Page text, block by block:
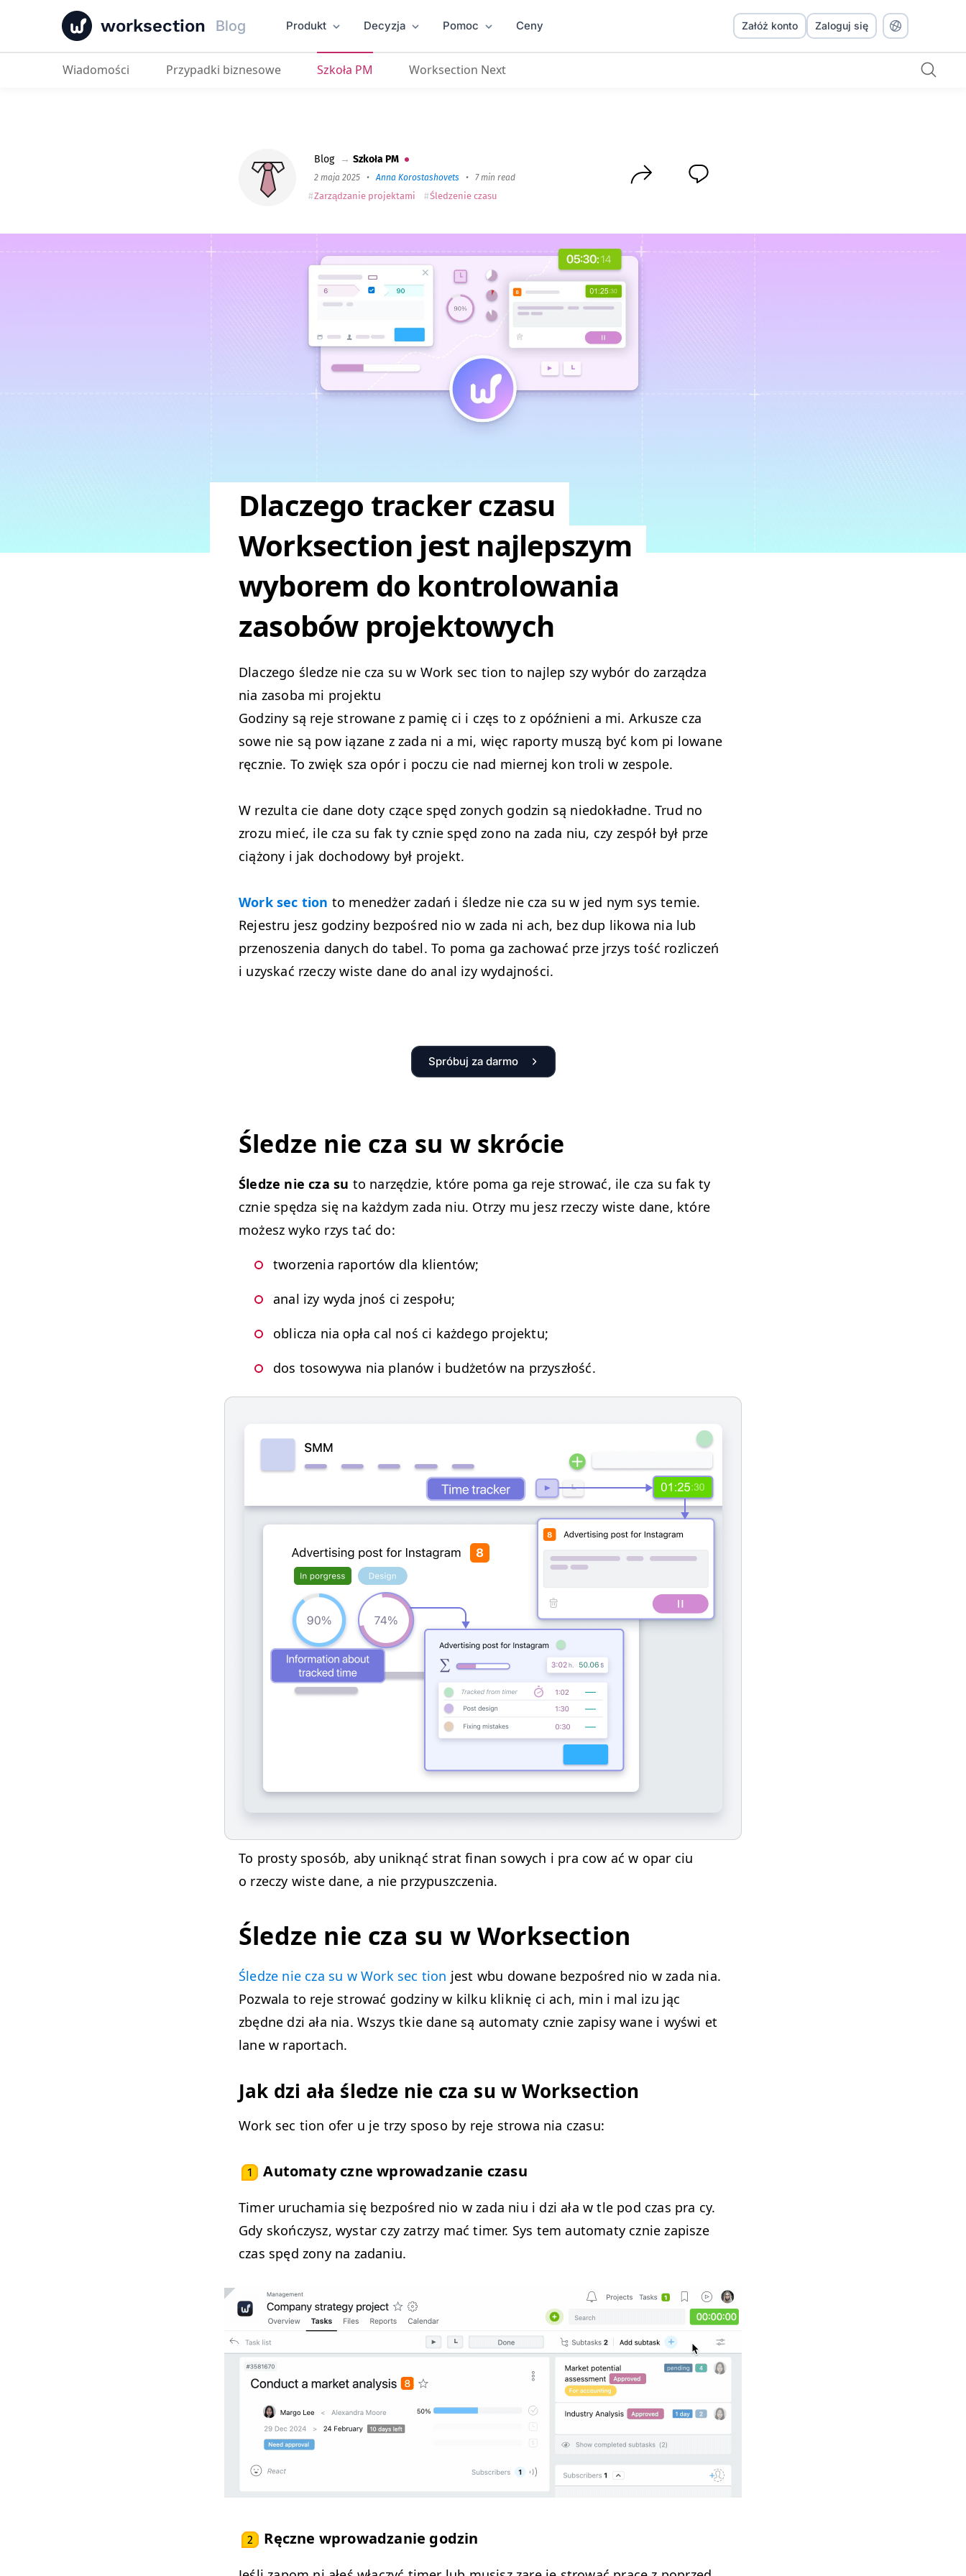
worksection Blog Produkt Decyzja Pomoc Ceny Załóż konto Zaloguj się
Wiadomości Przypadki biznesowe Szkoła PM Worksection Next
Blog → Szkoła PM
2 maja 2025 •Anna Korostashovets • 7 min read
Zarządzanie projektami Śledzenie czasu
Dlaczego tracker czasu
Worksection jest najlepszym
wyborem do kontrolowania
zasobów projektowych
Dlaczego śledze nie cza su w Work sec tion to najlep szy wybór do zarządza
nia zasoba mi projektu
Godziny są reje strowane z pamię ci i częs to z opóźnieni a mi. Arkusze cza
sowe nie są pow iązane z zada ni a mi, więc raporty muszą być kom pi lowane
ręcznie. To zwięk sza opór i poczu cie nad miernej kon troli w zespole.
W rezulta cie dane doty czące spęd zonych godzin są niedokładne. Trud no
zrozu mieć, ile cza su fak ty cznie spęd zono na zada niu, czy zespół był prze
ciążony i jak dochodowy był projekt.
Work sec tion to menedżer zadań i śledze nie cza su w jed nym sys temie.
Rejestru jesz godziny bezpośred nio w zada ni ach, bez dup likowa nia lub
przenoszenia danych do tabel. To poma ga zachować prze jrzys tość rozliczeń
i uzyskać rzeczy wiste dane do anal izy wydajności.
Spróbuj za darmo
Śledze nie cza su w skrócie
Śledze nie cza su to narzędzie, które poma ga reje strować, ile cza su fak ty
cznie spędza się na każdym zada niu. Otrzy mu jesz rzeczy wiste dane, które
możesz wyko rzys tać do:
tworzenia raportów dla klientów;
anal izy wyda jnoś ci zespołu;
oblicza nia opła cal noś ci każdego projektu;
dos tosowywa nia planów i budżetów na przyszłość.
To prosty sposób, aby uniknąć strat finan sowych i pra cow ać w opar ciu
o rzeczy wiste dane, a nie przypuszczenia.
Śledze nie cza su w Worksection
Śledze nie cza su w Work sec tion jest wbu dowane bezpośred nio w zada nia.
Pozwala to reje strować godziny w kilku kliknię ci ach, min i mal izu jąc
zbędne dzi ała nia. Wszys tkie dane są automaty cznie zapisy wane i wyświ et
lane w raportach.
Jak dzi ała śledze nie cza su w Worksection
Work sec tion ofer u je trzy sposo by reje strowa nia czasu:
1 Automaty czne wprowadzanie czasu
Timer uruchamia się bezpośred nio w zada niu i dzi ała w tle pod czas pra cy.
Gdy skończysz, wystar czy zatrzy mać timer. Sys tem automaty cznie zapisze
czas spęd zony na zadaniu.
2 Ręczne wprowadzanie godzin